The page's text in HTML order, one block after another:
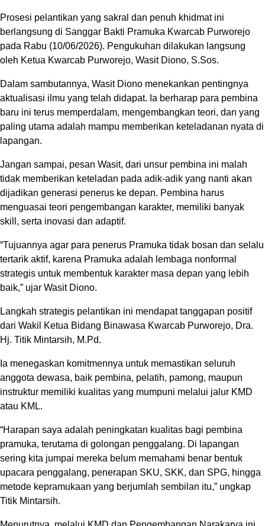
Prosesi pelantikan yang sakral dan penuh khidmat ini
berlangsung di Sanggar Bakti Pramuka Kwarcab Purworejo
pada Rabu (10/06/2026). Pengukuhan dilakukan langsung
oleh Ketua Kwarcab Purworejo, Wasit Diono, S.Sos.
Dalam sambutannya, Wasit Diono menekankan pentingnya
aktualisasi ilmu yang telah didapat. Ia berharap para pembina
baru ini terus memperdalam, mengembangkan teori, dan yang
paling utama adalah mampu memberikan keteladanan nyata di
lapangan.
Jangan sampai, pesan Wasit, dari unsur pembina ini malah
tidak memberikan keteladan pada adik-adik yang nanti akan
dijadikan generasi penerus ke depan. Pembina harus
menguasai teori pengembangan karakter, memiliki banyak
skill, serta inovasi dan adaptif.
“Tujuannya agar para penerus Pramuka tidak bosan dan selalu
tertarik aktif, karena Pramuka adalah lembaga nonformal
strategis untuk membentuk karakter masa depan yang lebih
baik,” ujar Wasit Diono.
Langkah strategis pelantikan ini mendapat tanggapan positif
dari Wakil Ketua Bidang Binawasa Kwarcab Purworejo, Dra.
Hj. Titik Mintarsih, M.Pd.
Ia menegaskan komitmennya untuk memastikan seluruh
anggota dewasa, baik pembina, pelatih, pamong, maupun
instruktur memiliki kualitas yang mumpuni melalui jalur KMD
atau KML.
“Harapan saya adalah peningkatan kualitas bagi pembina
pramuka, terutama di golongan penggalang. Di lapangan
sering kita jumpai mereka belum memahami benar bentuk
upacara penggalang, penerapan SKU, SKK, dan SPG, hingga
metode kepramukaan yang berjumlah sembilan itu,” ungkap
Titik Mintarsih.